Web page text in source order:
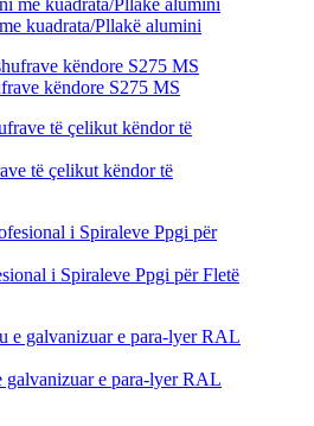
kuadrata/Pllakë alumini
këndore S275 MS
të çelikut këndor të
i Spiraleve Ppgi për Fletë
galvanizuar e para-lyer RAL